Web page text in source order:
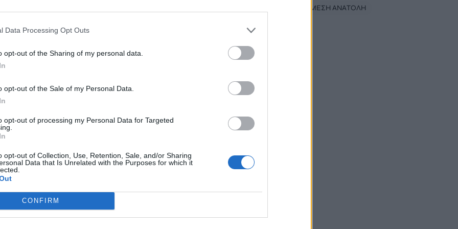
Data Processing Opt Outs
opt-out of the Sharing of my personal data.
opt-out of the Sale of my Personal Data.
opt-out of processing my Personal Data for Targeted
opt-out of Collection, Use, Retention, Sale, and/or Sharing
Data that Is Unrelated with the Purposes for which it
CONFIRM
το
το
την
στο ισχίο και κάταγμα
16 Ιουνίου, 2026
ΠΟΛΕΜΟΣ ΜΕΣΗ ΑΝΑΤΟΛΗ